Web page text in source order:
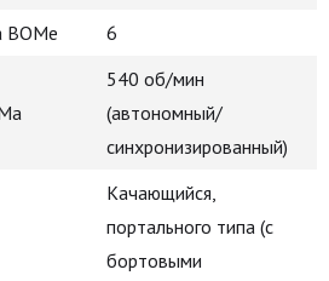
ВОМе
6
540 об/мин
(автономный/
синхронизированный)
Качающийся,
портального типа (с
бортовыми